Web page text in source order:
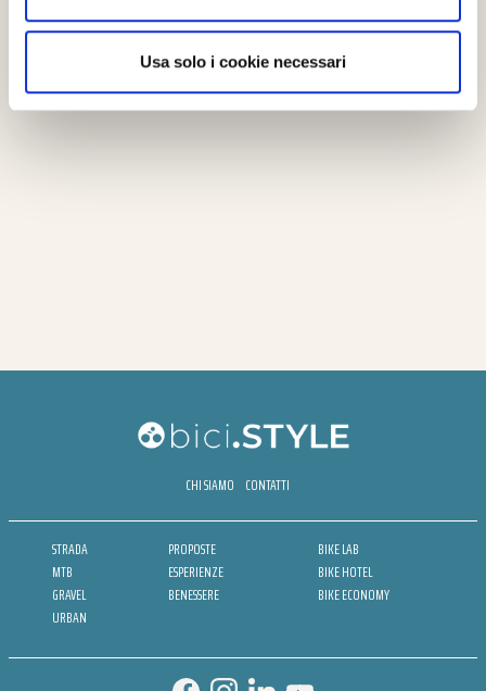
Usa solo i cookie necessari
CHI SIAMO CONTATTI
STRADA
MTB
GRAVEL
URBAN
PROPOSTE
ESPERIENZE
BENESSERE
BIKE LAB
BIKE HOTEL
BIKE ECONOMY